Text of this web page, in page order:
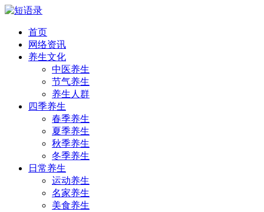
首页
网络资讯
养生文化
中医养生
节气养生
养生人群
四季养生
春季养生
夏季养生
秋季养生
冬季养生
日常养生
运动养生
名家养生
美食养生